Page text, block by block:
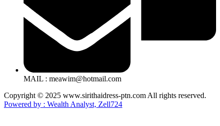
MAIL : meawim@hotmail.com
Copyright © 2025 www.sirithaidress-ptn.com All rights reserved.
Powered by : Wealth Analyst, Zell724